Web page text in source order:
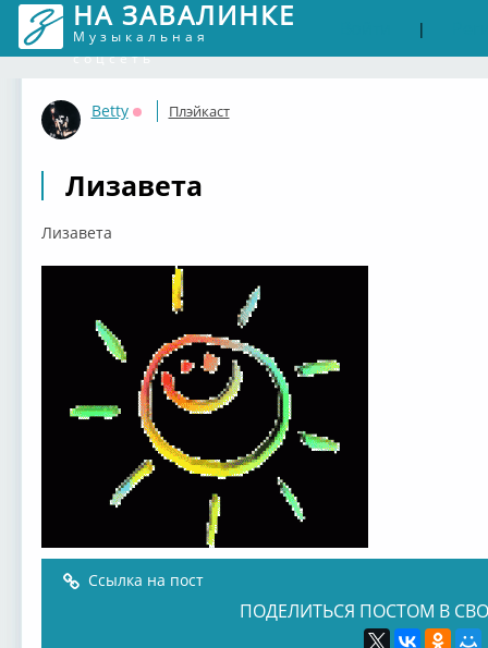
НА ЗАВАЛИНКЕ
Музыкальная
соцсеть
|
Betty
Оффлайн
Плэйкаст
Лизавета
Лизавета
Ссылка на пост
ПОДЕЛИТЬСЯ ПОСТОМ В